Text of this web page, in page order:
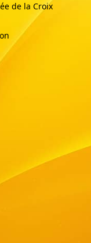
de la Croix